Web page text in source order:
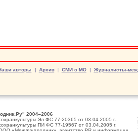
авторы | Архив| СМИ о МО| Журналисты-
2004–2006
Эл ФС 77-20365 от 03.04.2005 г.
ПИ ФС 77-19567 от 03.04.2005 г.